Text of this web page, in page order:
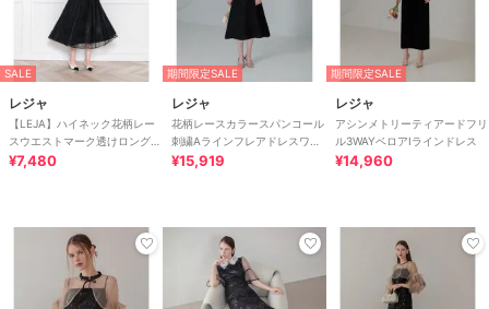
SALE
レジャ
【LEJA】ハイネック花柄レー
スウエストマーク透けロングド
レスワンピース
¥7,480
期間限定SALE
レジャ
花柄レースカラースパンコール
刺繍Aラインフレアドレスワン
ピース
¥15,919
期間限定SALE
レジャ
アシンメトリーティアードフリ
ル3WAYベロアIラインドレス
¥14,960